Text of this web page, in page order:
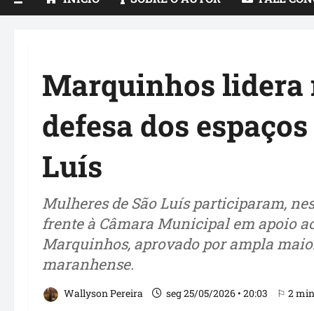
Marquinhos lidera
defesa dos
Luís
Mulheres de São Luís participaram,
frente à Câmara Municipal em apoio
Marquinhos, aprovado por ampla
maranhense.
Wallyson Pereira seg 25/05/2026 • 20:03 ⚐ 2